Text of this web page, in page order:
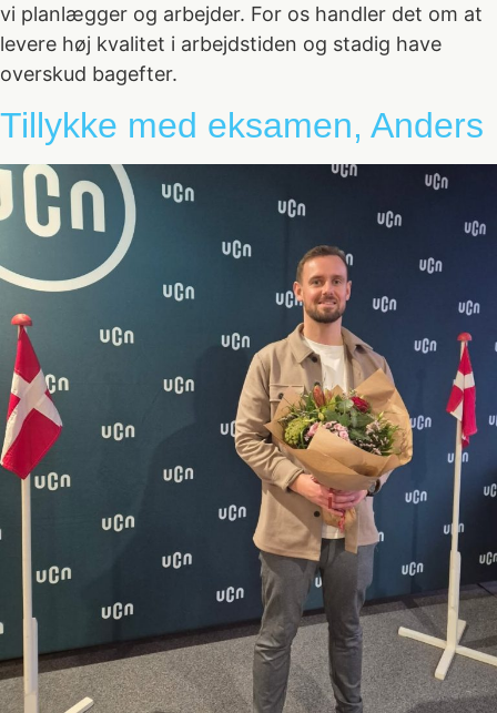
vi planlægger og arbejder. For os handler det om at
levere høj kvalitet i arbejdstiden og stadig have
overskud bagefter.
Tillykke med eksamen, Anders